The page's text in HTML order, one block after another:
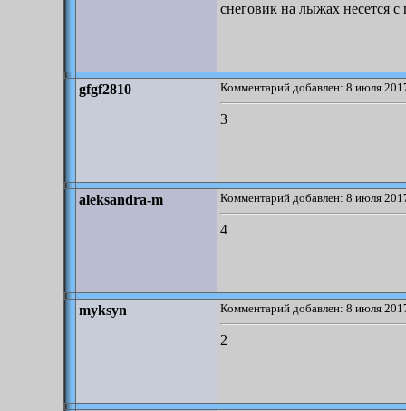
снеговик на лыжах несется с
gfgf2810 Комментарий добавлен: 8 июля
3
aleksandra-m Комментарий добавлен: 8 июля
4
myksyn Комментарий добавлен: 8 июля
2